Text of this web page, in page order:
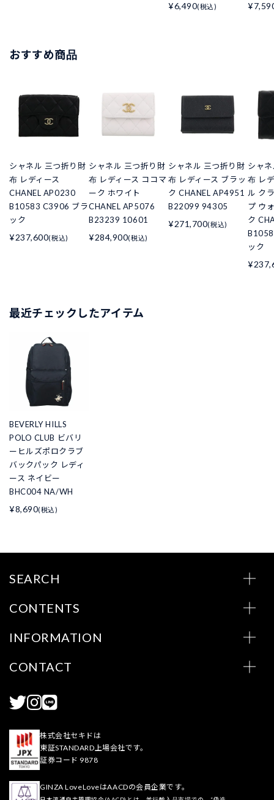
¥6,490(税込)
おすすめ商品
シャネル 三つ折り財
布 レディース
CHANEL AP0230
B10583 C3906 ブラ
ック
¥237,600(税込)
シャネル 三つ折り財
布 レディース ココマ
ーク ホワイト
CHANEL AP5076
B23239 10601
¥284,900(税込)
シャネル 三つ折り財
布 レディース ブラッ
ク CHANEL AP4951
B22099 94305
¥271,700(税込)
シャ
布 レ
ル ク
プ ウ
ク
ック
最近チェックしたアイテム
BEVERLY HILLS
POLO CLUB ビバリ
ーヒルズポロクラブ
バックパック レディ
ース ネイビー
BHC004 NA/WH
¥8,690(税込)
SEARCH
CONTENTS
INFORMATION
CONTACT
株式会社セキドは
東証STANDARD上場会社です。
証券コード 9878
GINZA LoveLoveはAACDの会員企業です。